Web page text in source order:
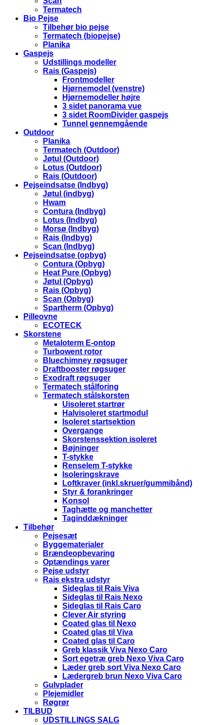
Termatech
Bio Pejse
Tilbehør bio pejse
Termatech (biopejse)
Planika
Gaspejs
Udstillings modeller
Rais (Gaspejs)
Frontmodeller
Hjørnemodel (venstre)
Hjørnemodeller højre
3 sidet panorama vue
3 sidet RoomDivider gaspejs
Tunnel gennemgående
Outdoor
Planika
Termatech (Outdoor)
Jøtul (Outdoor)
Lotus (Outdoor)
Rais (Outdoor)
Pejseindsatse (Indbyg)
Jøtul (indbyg)
Hwam
Contura (Indbyg)
Lotus (Indbyg)
Morsø (Indbyg)
Rais (Indbyg)
Scan (Indbyg)
Pejseindsatse (opbyg)
Contura (Opbyg)
Heat Pure (Opbyg)
Jøtul (Opbyg)
Rais (Opbyg)
Scan (Opbyg)
Spartherm (Opbyg)
Pilleovne
ECOTECK
Skorstene
Metaloterm E-ontop
Turbowent rotor
Bluechimney røgsuger
Draftbooster røgsuger
Exodraft røgsuger
Termatech stålforing
Termatech stålskorsten
Uisoleret startrør
Halvisoleret startmodul
Isoleret startsektion
Overgange
Skorstenssektion isoleret
Bøjninger
T-stykke
Renselem T-stykke
Isoleringskrave
Loftkraver (inkl.skruer/gummibånd)
Styr & forankringer
Konsol
Taghætte og manchetter
Taginddækninger
Tilbehør
Pejsesæt
Byggematerialer
Brændeopbevaring
Optændings varer
Pejse udstyr
Rais ekstra udstyr
Sideglas til Rais Viva
Sideglas til Rais Nexo
Sideglas til Rais Caro
Clever Air styring
Coated glas til Nexo
Coated glas til Viva
Coated glas til Caro
Greb klassik Viva Nexo Caro
Sort egetræ greb Nexo Viva Caro
Læder greb sort Viva Nexo Caro
Lædergreb brun Nexo Viva Caro
Gulvplader
Plejemidler
Røgrør
TILBUD
UDSTILLINGS SALG